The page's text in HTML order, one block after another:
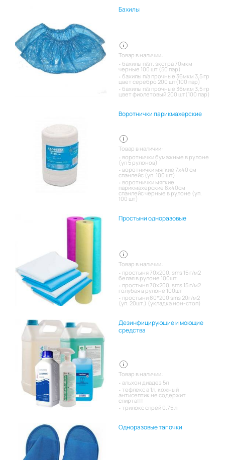
Бахилы
Товар в наличии:
бахилы п/эт. экстра 70мкм
черные 100 шт (50 пар)
бахилы п/э прочные 36мкм 3,5 гр
цвет серебро 200 шт(100 пар)
бахилы п/э прочные 36мкм 3,5 гр
цвет фиолетовый 200 шт(100 пар)
Воротнички парикмахерские
Товар в наличии:
воротнички бумажные в рулоне
(уп 5 рулонов)
воротнички мягкие 7х40 см
спанлейс (уп. 100 шт)
воротнички мягкие
парикмахерские 8х40см
спанлейс черные в рулоне (уп.
100 шт)
Простыни одноразовые
Товар в наличии:
простыня 70х200, sms 15 г/м2
белая в рулоне 100шт
простыня 70х200, sms 15 г/м2
голубая в рулоне 100шт
простыни 80*200 sms 20г/м2
(уп. 20шт.) (укладка нон-стоп)
Дезинфицирующие и моющие
средства
Товар в наличии:
альхон диадез 5л
тефлекс а 1л, кожный
антисептик не содержит
спирта!!!
трилокс спрей 0.75 л
Одноразовые тапочки